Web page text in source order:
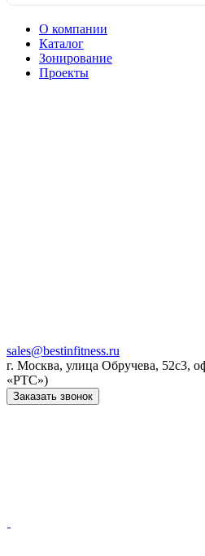
О компании
Каталог
Зонирование
Проекты
sales@bestinfitness.ru
г. Москва, улица Обручева, 52с3,
«РТС»)
Заказать звонок